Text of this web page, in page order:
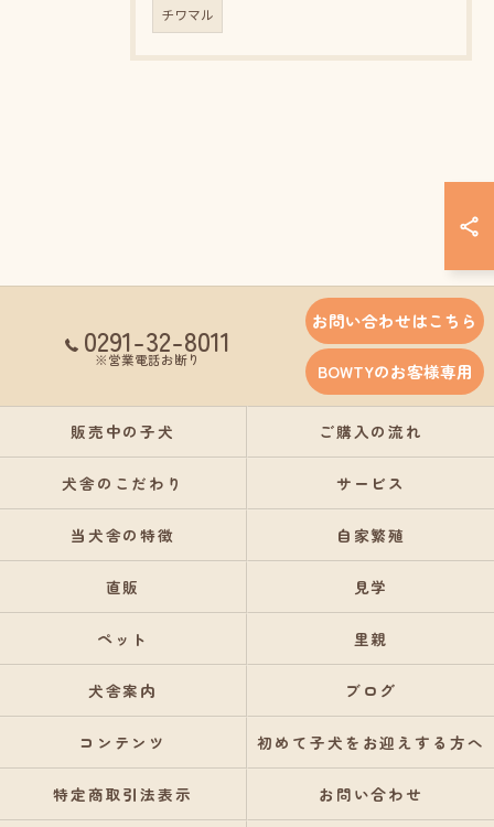
チワマル
0291-32-8011
※営業電話お断り
お問い合わせはこちら
BOWTYのお客様専用
販売中の子犬 ご購入の流れ
犬舎のこだわり サービス
当犬舎の特徴 自家繁殖
直販 見学
ペット 里親
犬舎案内 ブログ
コンテンツ 初めて子犬をお迎えする方へ
特定商取引法表示 お問い合わせ